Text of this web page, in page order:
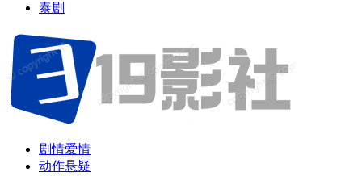
泰剧
剧情爱情
动作悬疑